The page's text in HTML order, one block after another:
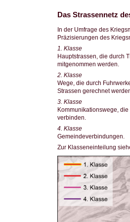
Das Strassennetz
In der Umfrage des
Präzisierungen des
1. Klasse
Hauptstrassen, die durch
mitgenommen werden.
2. Klasse
Wege, die durch
Strassen gerechnet
3. Klasse
Kommunikationswege,
verbinden.
4. Klasse
Gemeindeverbindungen.
Zur Klasseneinteilung